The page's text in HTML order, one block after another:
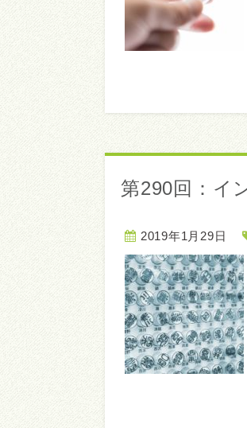
第290回：イ
2019年1月29日